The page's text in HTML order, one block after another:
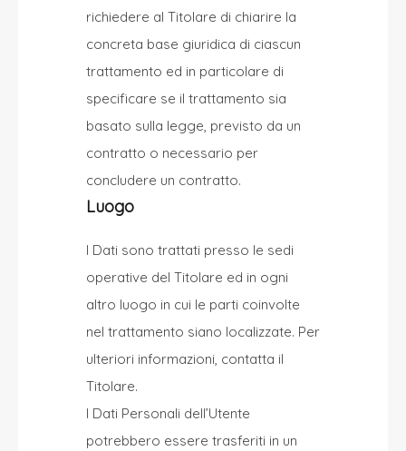
richiedere al Titolare di chiarire la
concreta base giuridica di ciascun
trattamento ed in particolare di
specificare se il trattamento sia
basato sulla legge, previsto da un
contratto o necessario per
concludere un contratto.
Luogo
I Dati sono trattati presso le sedi
operative del Titolare ed in ogni
altro luogo in cui le parti coinvolte
nel trattamento siano localizzate. Per
ulteriori informazioni, contatta il
Titolare.
I Dati Personali dell’Utente
potrebbero essere trasferiti in un